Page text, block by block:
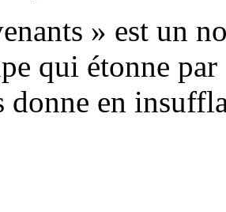
» est un
qui étonne
donne en